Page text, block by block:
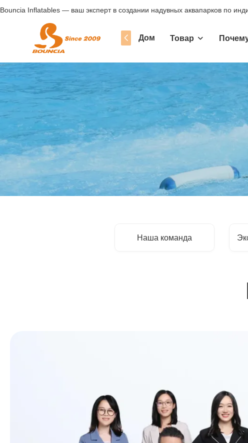
Bouncia Inflatables — ваш эксперт в создании надувных аквапарков по
Дом Товар
Наша команда